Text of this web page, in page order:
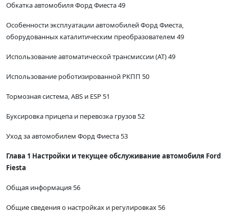
Обкатка автомобиля Форд Фиеста 49
Особенности эксплуатации автомобилей Форд Фиеста,
оборудованных каталитическим преобразователем 49
Использование автоматической трансмиссии (AT) 49
Использование роботизированной РКПП 50
Тормозная система, ABS и ESP 51
Буксировка прицепа и перевозка грузов 52
Уход за автомобилем Форд Фиеста 53
Глава 1 Настройки и текущее обслуживание автомобиля Ford
Fiesta
Общая информация 56
Общие сведения о настройках и регулировках 56